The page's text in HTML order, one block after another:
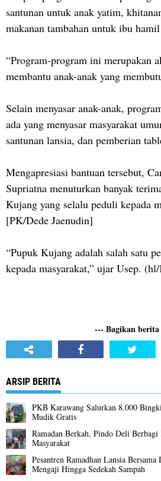
santunan untuk anak yatim,
makanan tambahan untuk ibu
“Program-program ini merupakan
membantu anak-anak yang
Selain menyasar anak-anak,
ada yang menyasar masyarakat
santunan lansia, dan pemberian
Mengapresiasi bantuan tersebut,
Supriatna menuturkan banyak
Kujang yang selalu peduli kepada
[PK/Dede Jaenudin]
“Pupuk Kujang adalah salah satu
kepada masyarakat,” ujar Usep.
--- Bagikan
ARSIP BERITA
PKB Karawang Salurkan 8.000
Mudik Gratis
Ramadan Berkah, Pindo Deli Berbagi
Masyarakat
Pesantren Ramadhan Lansia
Mengaji Hingga Sedekah Sampah